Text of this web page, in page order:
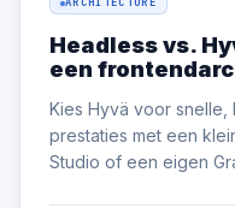
Headless vs.
een
Kies Hyvä voor
prestaties met een
Studio of een eigen